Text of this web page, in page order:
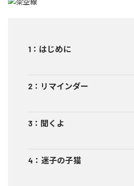
1 ： はじめに
2 ： リマインダー
3 ： 聞くよ
4 ： 迷子の子猫